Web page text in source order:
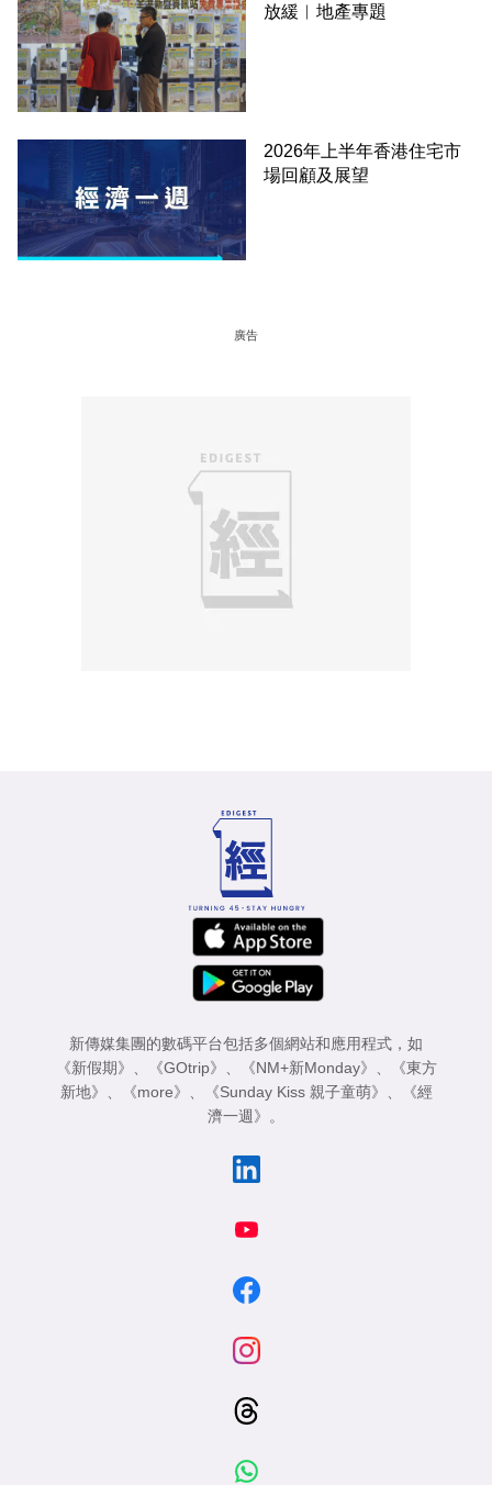
放緩︳地產專題
2026年上半年香港住宅市
場回顧及展望
廣告
新傳媒集團的數碼平台包括多個網站和應用程式，如
《新假期》
《GOtrip》 《NM+新Monday》
《東方
新地》
《more》 《Sunday Kiss 親子童萌》
《經
濟一週》
。